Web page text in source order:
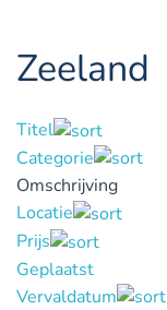
Zeeland
Titel
Categorie
Omschrijving
Locatie
Prijs
Geplaatst
Vervaldatum